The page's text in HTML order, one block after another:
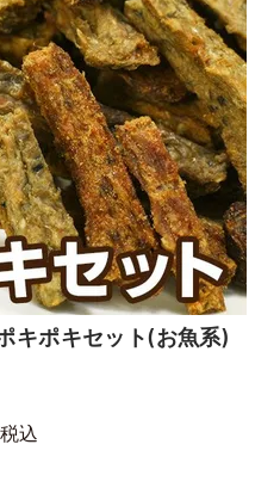
キポキセット(お魚系)
税込